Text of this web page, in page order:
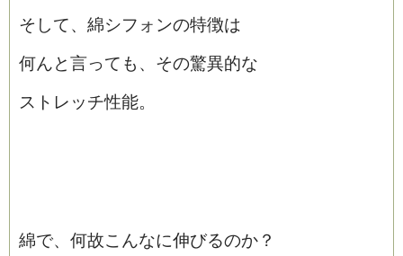
そして、綿シフォンの特徴は
何んと言っても、その驚異的な
ストレッチ性能。
綿で、何故こんなに伸びるのか？